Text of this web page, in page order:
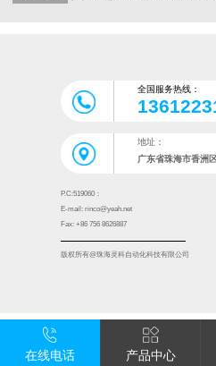
全国服务热线：
地址：
广东省珠海市香洲
P.C:519060：
E-mail: rinco@yeah.net
Fax: +86 756 8626887
版权所有@珠海灵科自动化科技有限公司
在线电话 产品中心